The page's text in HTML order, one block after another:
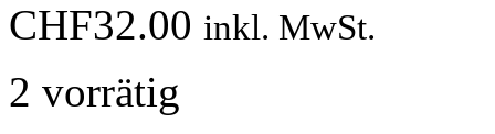
CHF32.00 inkl. MwSt.
2 vorrätig